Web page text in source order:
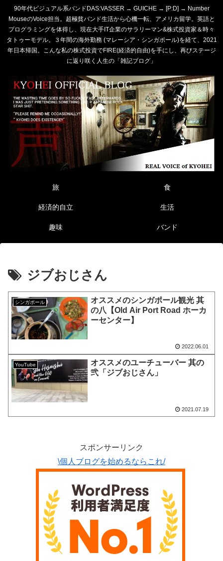
90年代ビジュアル系バンドDAS:VASSER → GUICHE → [P:D] → Number
MouseのVoice担当。超極貧バンド生活から心機一転、アメリカ留学。英語と
プログラミングを体得し、現在大手IT企業のサラリーマン&株式投資家＆時々
タトゥーモデル。３年間の海外勤務 (マレーシア・シンガポール)を経て、2021
年日本帰国。こんな私の株式投資でFIRE(経済的自由)を手にし、再びステージ
に返り咲く人生の「雑記ブログ」
旅 食
経済的自立 生活
趣味 バンド
ジブおじさん
シンガポール
オススメのシンガポール観光 其
の八【Old Air Port Road ホーカ
ーセンター】
2022.06.01
YouTube
オススメのユーチューバー 其の
弐「ジブおじさん」
2021.07.19
スポンサーリンク
\個人ブログを始めるならこれ/